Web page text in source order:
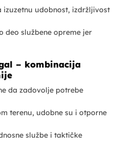
udobnost, izdržljivost
deo službene opreme jer
– kombinacija
da zadovolje potrebe
terenu, udobne su i otporne
službe i taktičke